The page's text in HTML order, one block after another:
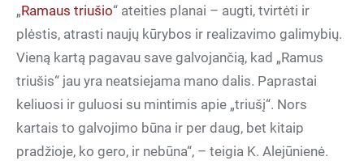
„Ramaus triušio“ ateities planai – augti, tvirtėti ir
plėstis, atrasti naujų kūrybos ir realizavimo galimybių.
Vieną kartą pagavau save galvojančią, kad „Ramus
triušis“ jau yra neatsiejama mano dalis. Paprastai
keliuosi ir guluosi su mintimis apie „triušį“. Nors
kartais to galvojimo būna ir per daug, bet kitaip
pradžioje, ko gero, ir nebūna“, – teigia K. Alejūnienė.